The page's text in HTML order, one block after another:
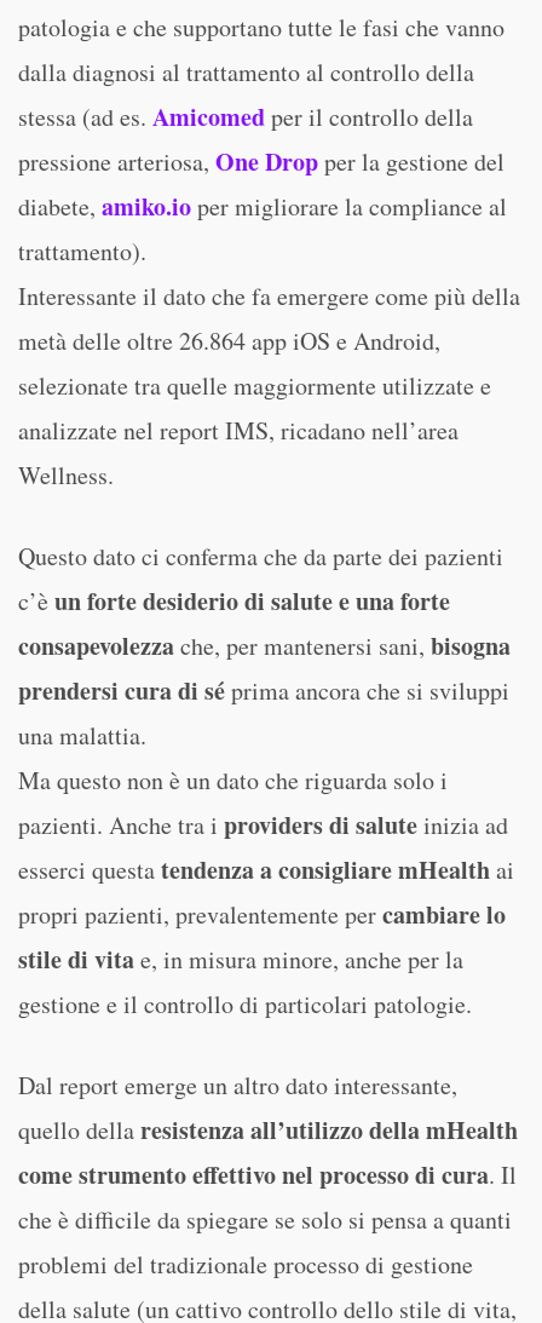
patologia e che supportano tutte le fasi che vanno
dalla diagnosi al trattamento al controllo della
stessa (ad es. Amicomedper il controllo della
pressione arteriosa, One Dropper la gestione del
diabete, amiko.ioper migliorare la compliance al
trattamento).
Interessante il dato che fa emergere come più della
metà delle oltre 26.864 app iOS e Android,
selezionate tra quelle maggiormente utilizzate e
analizzate nel report IMS, ricadano nell’area
Wellness.
Questo dato ci conferma che da parte dei pazienti
c’è un forte desiderio di salute e una forte
consapevolezzache, per mantenersi sani, bisogna
prendersi cura di séprima ancora che si sviluppi
una malattia.
Ma questo non è un dato che riguarda solo i
pazienti. Anche tra i providers di saluteinizia ad
esserci questatendenza a consigliare mHealthai
propri pazienti, prevalentemente percambiare lo
stile di vitae, in misura minore, anche per la
gestione e il controllo di particolari patologie.
Dal report emerge un altro dato interessante,
quello dellaresistenza all’utilizzo della mHealth
come strumento effettivo nel processo di cura. Il
che è difficile da spiegare se solo si pensa a quanti
problemi del tradizionale processo di gestione
della salute (un cattivo controllo dello stile di vita,